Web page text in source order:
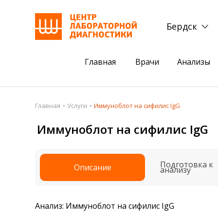
Бердск
Главная Врачи Анализы
Пациентам
Акции
Подготовка к анализам
Получить результаты
Налоговый вычет
Акции
Комплексный
Сдать клеща на
Главная Услуги Иммуноблот на сифилис IgG
Иммуноблот на сифилис IgG
Описание Подготовка к
анализу
Анализ: Иммуноблот на сифилис IgG